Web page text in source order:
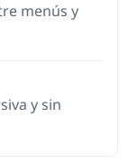
menús y
y sin